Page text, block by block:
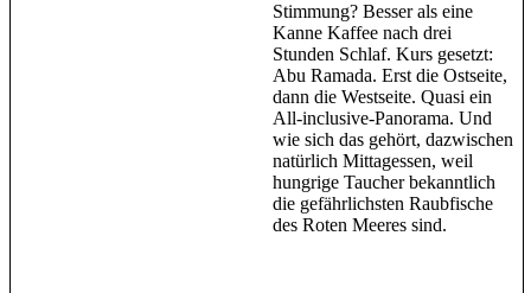
Stimmung? Besser als eine
Kanne Kaffee nach drei
Stunden Schlaf. Kurs gesetzt:
Abu Ramada. Erst die Ostseite,
dann die Westseite. Quasi ein
All-inclusive-Panorama. Und
wie sich das gehört, dazwischen
natürlich Mittagessen, weil
hungrige Taucher bekanntlich
die gefährlichsten Raubfische
des Roten Meeres sind.